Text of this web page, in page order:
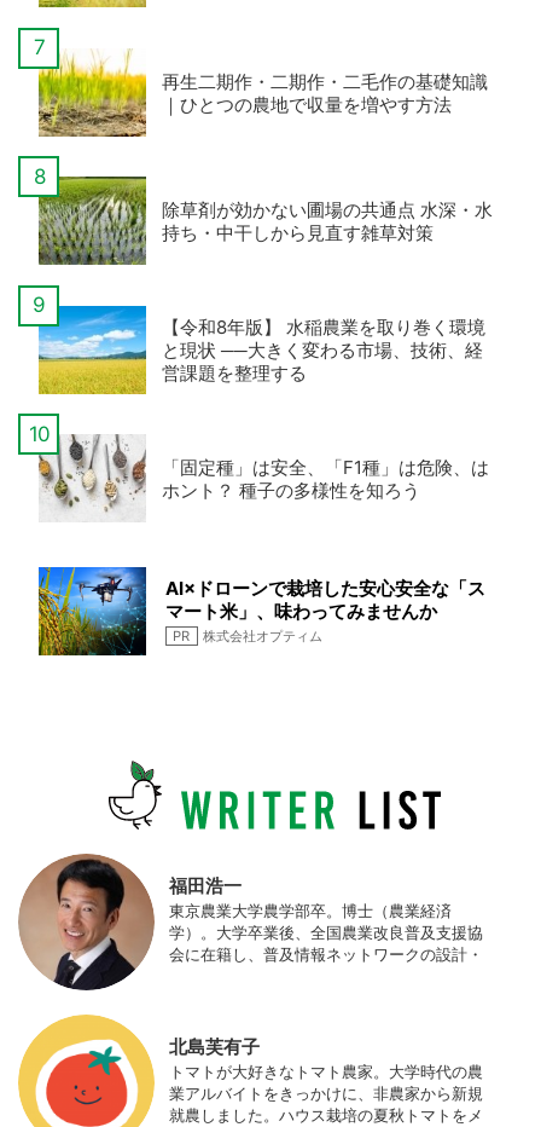
再生二期作・二期作・二毛作の基礎知識
｜ひとつの農地で収量を増やす方法
除草剤が効かない圃場の共通点 水深・水
持ち・中干しから見直す雑草対策
【令和8年版】 水稲農業を取り巻く環境
と現状 ──大きく変わる市場、技術、経
営課題を整理する
「固定種」は安全、「F1種」は危険、は
ホント？ 種子の多様性を知ろう
AI×ドローンで栽培した安心安全な「ス
マート米」、味わってみませんか
PR 株式会社オプティム
福田浩一
東京農業大学農学部卒。博士（農業経済
学）。大学卒業後、全国農業改良普及支援協
会に在籍し、普及情報ネットワークの設計・
の実証試験や農産物輸出などに関わった。主
にスマート農業の実証試験やコンサルなどに
携わっている。 HP：http://www.ijas.co.jp/
北島芙有子
トマトが大好きなトマト農家。大学時代の農
業アルバイトをきっかけに、非農家から新規
就農しました。ハウス栽培の夏秋トマトをメ